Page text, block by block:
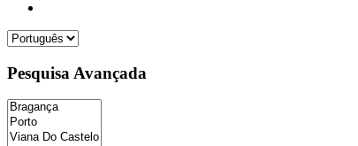
Pesquisa Avançada